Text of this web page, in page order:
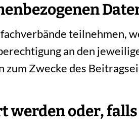
teilnehmen,
an den
Zwecke des
werden oder,